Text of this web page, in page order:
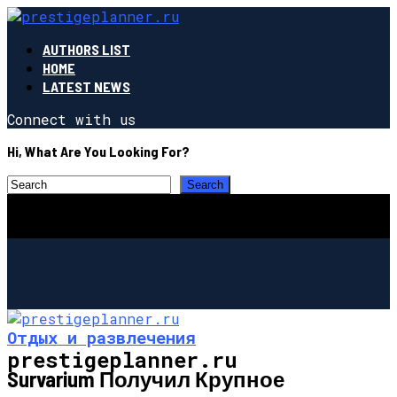
AUTHORS LIST
HOME
LATEST NEWS
Connect with us
Hi, What Are You Looking For?
prestigeplanner.ru
Отдых и развлечения
Survarium Получил Крупное